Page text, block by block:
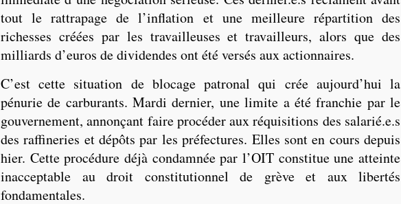
tout le rattrapage de l’inflation et une meilleure répartition des
richesses créées par les travailleuses et travailleurs, alors que des
milliards d’euros de dividendes ont été versés aux actionnaires.
C’est cette situation de blocage patronal qui crée aujourd’hui la
pénurie de carburants. Mardi dernier, une limite a été franchie par le
gouvernement, annonçant faire procéder aux réquisitions des salarié.e.s
des raffineries et dépôts par les préfectures. Elles sont en cours depuis
hier. Cette procédure déjà condamnée par l’OIT constitue une atteinte
inacceptable au droit constitutionnel de grève et aux libertés
fondamentales.